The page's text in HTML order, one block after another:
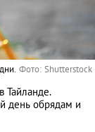
Фото: Shutterstock
Тайланде.
день обрядам и